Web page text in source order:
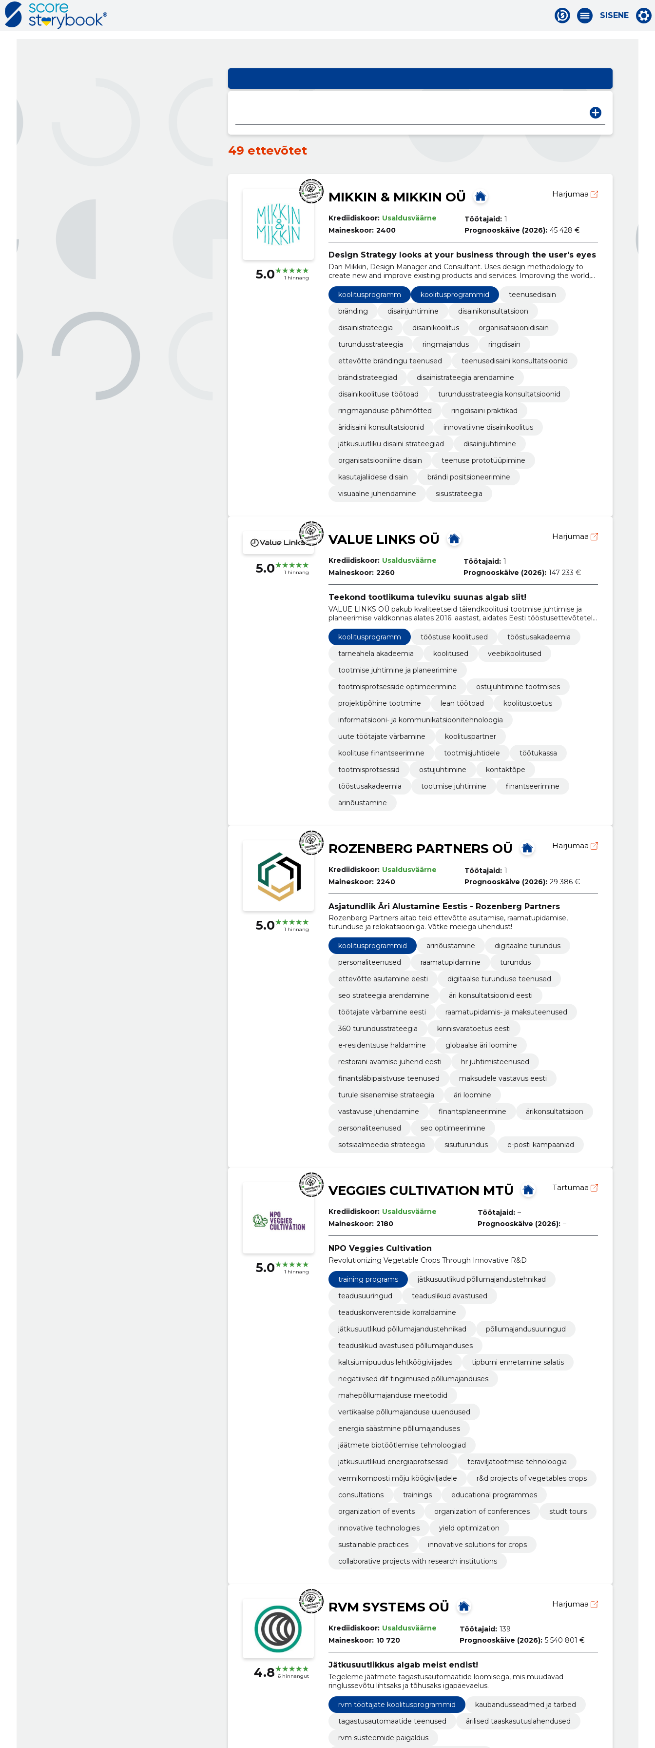
SISENE
49 ettevõtet
5.0 1 hinnang
MIKKIN & MIKKIN OÜ Harjumaa
Krediidiskoor: Usaldusväärne
Maineskoor: 2400
Töötajaid: 1
Prognooskäive (2026): 45 428 €
Design Strategy looks at your business through the user's eyes
Dan Mikkin, Design Manager and Consultant. Uses design methodology to
create new and improve existing products and services. Improving the world,
one company at a time.
koolitusprogramm
koolitusprogrammid
teenusedisain
bränding
disainjuhtimine
disainikonsultatsioon
disainistrateegia
disainikoolitus
organisatsioonidisain
turundusstrateegia
ringmajandus
ringdisain
ettevõtte brändingu teenused
teenusedisaini konsultatsioonid
brändistrateegiad
disainistrateegia arendamine
disainikoolituse töötoad
turundusstrateegia konsultatsioonid
ringmajanduse põhimõtted
ringdisaini praktikad
äridisaini konsultatsioonid
innovatiivne disainikoolitus
jätkusuutliku disaini strateegiad
disainijuhtimine
organisatsiooniline disain
teenuse prototüüpimine
kasutajaliidese disain
brändi positsioneerimine
visuaalne juhendamine
sisustrateegia
5.0 1 hinnang
VALUE LINKS OÜ Harjumaa
Krediidiskoor: Usaldusväärne
Maineskoor: 2260
Töötajaid: 1
Prognooskäive (2026): 147 233 €
Teekond tootlikuma tuleviku suunas algab siit!
VALUE LINKS OÜ pakub kvaliteetseid täiendkoolitusi tootmise juhtimise ja
planeerimise valdkonnas alates 2016. aastast, aidates Eesti tööstusettevõtetel
koolitusprogramm
tööstuse koolitused
tööstusakadeemia
tarneahela akadeemia
koolitused
veebikoolitused
tootmise juhtimine ja planeerimine
tootmisprotsesside optimeerimine
ostujuhtimine tootmises
projektipõhine tootmine
lean töötoad
koolitustoetus
informatsiooni- ja kommunikatsioonitehnoloogia
uute töötajate värbamine
koolituspartner
koolituse finantseerimine
tootmisjuhtidele
töötukassa
tootmisprotsessid
ostujuhtimine
kontaktõpe
tööstusakadeemia
tootmise juhtimine
finantseerimine
ärinõustamine
5.0 1 hinnang
ROZENBERG PARTNERS OÜ Harjumaa
Krediidiskoor: Usaldusväärne
Maineskoor: 2240
Töötajaid: 1
Prognooskäive (2026): 29 386 €
Asjatundlik Äri Alustamine Eestis - Rozenberg Partners
Rozenberg Partners aitab teid ettevõtte asutamise, raamatupidamise,
turunduse ja relokatsiooniga. Võtke meiega ühendust!
koolitusprogrammid ärinõustamine
digitaalne turundus
personaliteenused
raamatupidamine
turundus
ettevõtte asutamine eesti
digitaalse turunduse teenused
seo strateegia arendamine
äri konsultatsioonid eesti
töötajate värbamine eesti
raamatupidamis- ja maksuteenused
360 turundusstrateegia
kinnisvaratoetus eesti
e-residentsuse haldamine
globaalse äri loomine
restorani avamise juhend eesti
hr juhtimisteenused
finantsläbipaistvuse teenused
maksudele vastavus eesti
turule sisenemise strateegia
äri loomine
vastavuse juhendamine
finantsplaneerimine
ärikonsultatsioon
personaliteenused
seo optimeerimine
sotsiaalmeedia strateegia
sisuturundus e-posti kampaaniad
5.0 1 hinnang
VEGGIES CULTIVATION MTÜ Tartumaa
Krediidiskoor: Usaldusväärne
Maineskoor: 2180
Töötajaid: –
Prognooskäive (2026): –
NPO Veggies Cultivation
Revolutionizing Vegetable Crops Through Innovative R&D
training programs
jätkusuutlikud põllumajandustehnikad
teadusuuringud
teaduslikud avastused
teaduskonverentside korraldamine
jätkusuutlikud põllumajandustehnikad
põllumajandusuuringud
teaduslikud avastused põllumajanduses
kaltsiumipuudus lehtköögiviljades
tipburni ennetamine salatis
negatiivsed dif-tingimused põllumajanduses
mahepõllumajanduse meetodid
vertikaalse põllumajanduse uuendused
energia säästmine põllumajanduses
jäätmete biotöötlemise tehnoloogiad
jätkusuutlikud energiaprotsessid
teraviljatootmise tehnoloogia
vermikomposti mõju köögiviljadele
r&d projects of vegetables crops
consultations
trainings
educational programmes
organization of events
organization of conferences
studt tours
innovative technologies
yield optimization
sustainable practices
innovative solutions for crops
collaborative projects with research institutions
4.8 6 hinnangut
RVM SYSTEMS OÜ Harjumaa
Krediidiskoor: Usaldusväärne
Maineskoor: 10 720
Töötajaid: 139
Prognooskäive (2026): 5 540 801 €
Jätkusuutlikkus algab meist endist!
Tegeleme jäätmete tagastusautomaatide loomisega, mis muudavad
ringlussevõtu lihtsaks ja tõhusaks igapäevaelus.
rvm töötajate koolitusprogrammid
kaubandusseadmed ja tarbed
tagastusautomaatide teenused
ärilised taaskasutuslahendused
rvm süsteemide paigaldus